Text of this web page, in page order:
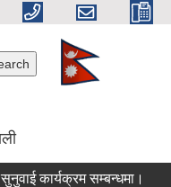
कार्यक्रम सम्बन्धमा।